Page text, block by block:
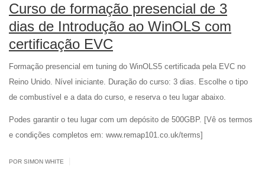
Curso de formação presencial de 3
dias de Introdução ao WinOLS com
certificação EVC
Formação presencial em tuning do WinOLS5 certificada pela EVC no
Reino Unido. Nível iniciante. Duração do curso: 3 dias. Escolhe o tipo
de combustível e a data do curso, e reserva o teu lugar abaixo.
Podes garantir o teu lugar com um depósito de 500GBP. [Vê os termos
e condições completos em: www.remap101.co.uk/terms]
POR SIMON WHITE